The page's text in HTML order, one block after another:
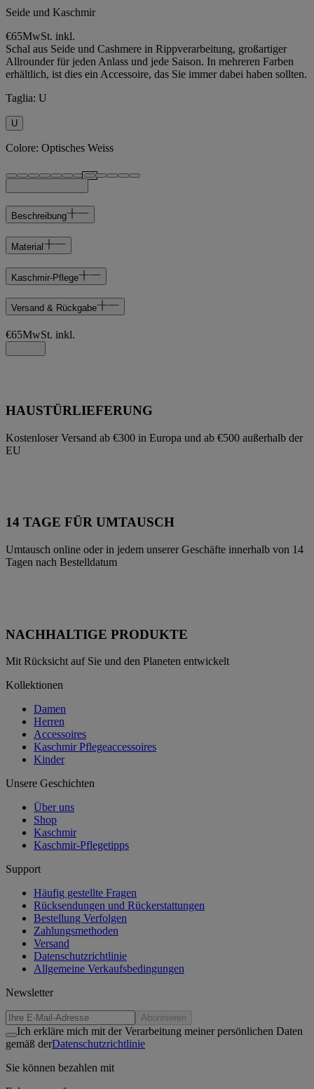
Seide und Kaschmir
€65MwSt. inkl.
Schal aus Seide und Cashmere in Rippverarbeitung, großartiger
Allrounder für jeden Anlass und jede Saison. In mehreren Farben
erhältlich, ist dies ein Accessoire, das Sie immer dabei haben sollten.
Taglia: U
U
Colore: Optisches Weiss
Beschreibung
Material
Kaschmir-Pflege
Versand & Rückgabe
€65MwSt. inkl.
HAUSTÜRLIEFERUNG
Kostenloser Versand ab €300 in Europa und ab €500 außerhalb der
EU
14 TAGE FÜR UMTAUSCH
Umtausch online oder in jedem unserer Geschäfte innerhalb von 14
Tagen nach Bestelldatum
NACHHALTIGE PRODUKTE
Mit Rücksicht auf Sie und den Planeten entwickelt
Kollektionen
Damen
Herren
Accessoires
Kaschmir Pflegeaccessoires
Kinder
Unsere Geschichten
Über uns
Shop
Kaschmir
Kaschmir-Pflegetipps
Support
Häufig gestellte Fragen
Rücksendungen und Rückerstattungen
Bestellung Verfolgen
Zahlungsmethoden
Versand
Datenschutzrichtlinie
Allgemeine Verkaufsbedingungen
Newsletter
Abonnieren
Ich erkläre mich mit der Verarbeitung meiner persönlichen Daten
gemäß derDatenschutzrichtlinie
Sie können bezahlen mit